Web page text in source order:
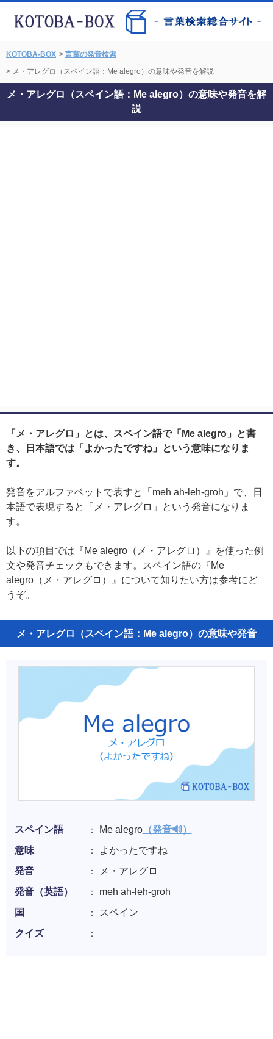
KOTOBA-BOX > 言葉の発音検索
> メ・アレグロ（スペイン語：Me alegro）の意味や発音を解説
メ・アレグロ（スペイン語：Me alegro）の意味や発音を解
説
「メ・アレグロ」とは、スペイン語で「Me alegro」と書
き、日本語では「よかったですね」という意味になりま
す。
発音をアルファベットで表すと「meh ah-leh-groh」で、日
本語で表現すると「メ・アレグロ」という発音になりま
す。
以下の項目では『Me alegro（メ・アレグロ）』を使った例
文や発音チェックもできます。スペイン語の『Me
alegro（メ・アレグロ）』について知りたい方は参考にど
うぞ。
メ・アレグロ（スペイン語：Me alegro）の意味や発音
スペイン語 Me alegro（発音🔊）
意味
よかったですね
発音
メ・アレグロ
発音（英語）
meh ah-leh-groh
国
スペイン
クイズ